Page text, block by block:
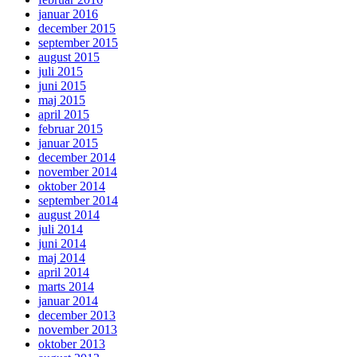
januar 2016
december 2015
september 2015
august 2015
juli 2015
juni 2015
maj 2015
april 2015
februar 2015
januar 2015
december 2014
november 2014
oktober 2014
september 2014
august 2014
juli 2014
juni 2014
maj 2014
april 2014
marts 2014
januar 2014
december 2013
november 2013
oktober 2013